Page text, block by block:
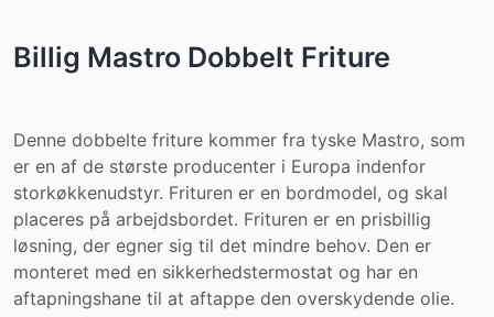
Billig Mastro Dobbelt Friture
Denne dobbelte friture kommer fra tyske Mastro, som
er en af de største producenter i Europa indenfor
storkøkkenudstyr. Frituren er en bordmodel, og skal
placeres på arbejdsbordet. Frituren er en prisbillig
løsning, der egner sig til det mindre behov. Den er
monteret med en sikkerhedstermostat og har en
aftapningshane til at aftappe den overskydende olie.